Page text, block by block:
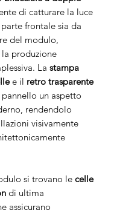
di catturare la luce
frontale sia da
del modulo,
produzione
La stampa
e il retro trasparente
un aspetto
rendendolo
visivamente
si trovano le celle
di ultima
assicurano